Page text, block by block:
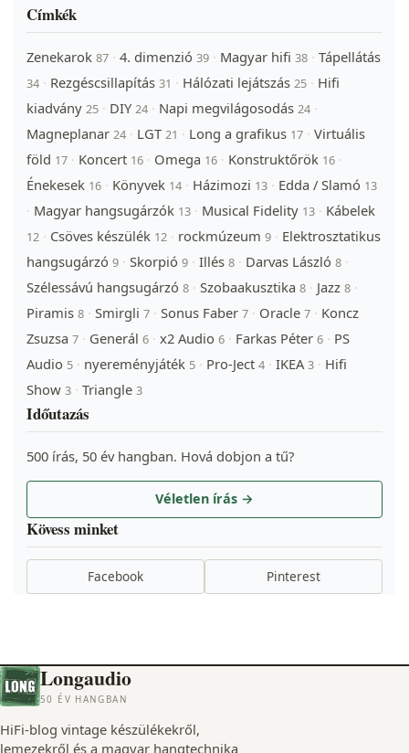
Címkék
Zenekarok 87 · 4. dimenzió 39 · Magyar hifi 38 · Tápellátás
34 · Rezgéscsillapítás 31 · Hálózati lejátszás 25 · Hifi
kiadvány 25 · DIY 24 · Napi megvilágosodás 24 ·
Magneplanar 24 · LGT 21 · Long a grafikus 17 · Virtuális
föld 17 · Koncert 16 · Omega 16 · Konstruktőrök 16 ·
Énekesek 16 · Könyvek 14 · Házimozi 13 · Edda / Slamó 13
· Magyar hangsugárzók 13 · Musical Fidelity 13 · Kábelek
12 · Csöves készülék 12 · rockmúzeum 9 · Elektrosztatikus
hangsugárzó 9 · Skorpió 9 · Illés 8 · Darvas László 8 ·
Szélessávú hangsugárzó 8 · Szobaakusztika 8 · Jazz 8 ·
Piramis 8 · Smirgli 7 · Sonus Faber 7 · Oracle 7 · Koncz
Zsuzsa 7 · Generál 6 · x2 Audio 6 · Farkas Péter 6 · PS
Audio 5 · nyereményjáték 5 · Pro-Ject 4 · IKEA 3 · Hifi
Show 3 · Triangle 3
Időutazás
500 írás, 50 év hangban. Hová dobjon a tű?
Véletlen írás →
Kövess minket
Facebook Pinterest
Longaudio
50 ÉV HANGBAN
HiFi-blog vintage készülékekről,
lemezekről és a magyar hangtechnika